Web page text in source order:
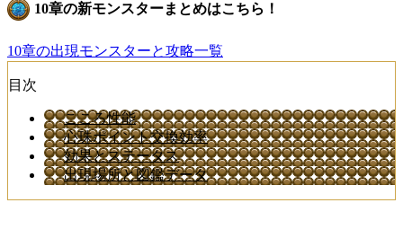
10章の新モンスターまとめはこちら！
10章の出現モンスターと攻略一覧
目次
こころ性能
心珠ポイント交換効率
効果とステータス
出現場所と図鑑データ